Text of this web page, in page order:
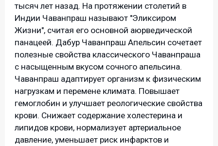
тысяч лет назад. На протяжении столетий в
Индии Чаванпраш называют "Эликсиром
Жизни", считая его основной аюрведической
панацеей. Дабур Чаванпраш Апельсин сочетает
полезные свойства классического Чаванпраша
с насыщенным вкусом сочного апельсина.
Чаванпраш адаптирует организм к физическим
нагрузкам и перемене климата. Повышает
гемоглобин и улучшает реологические свойства
крови. Снижает содержание холестерина и
липидов крови, нормализует артериальное
давление, уменьшает риск инфарктов и